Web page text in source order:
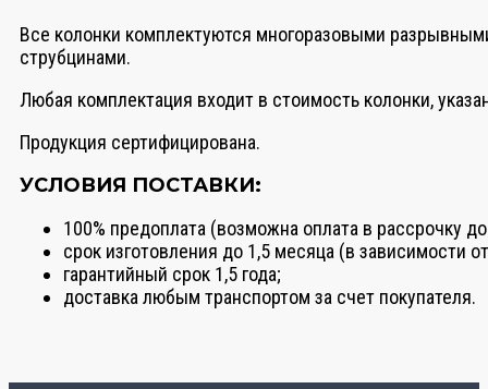
Все колонки комплектуются многоразовыми
струбцинами.
Любая комплектация входит в стоимость колонки,
Продукция сертифицирована.
УСЛОВИЯ ПОСТАВКИ:
100% предоплата (возможна оплата в рассрочку
срок изготовления до 1,5 месяца (в зависимости
гарантийный срок 1,5 года;
доставка любым транспортом за счет покупателя.